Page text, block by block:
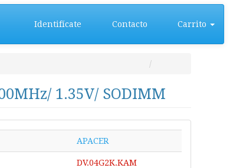
Identifícate Contacto Carrito
1.35V/ SODIMM
APACER
DV.04G2K.KAM